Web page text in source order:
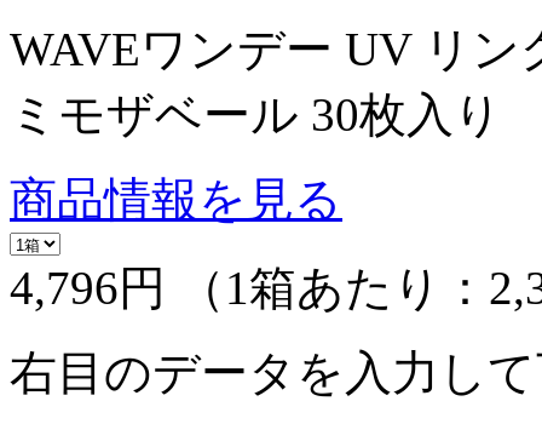
WAVEワンデー UV リ
ミモザベール 30枚入り
商品情報を見る
4,796円
（1箱あたり：
右目のデータを入力し